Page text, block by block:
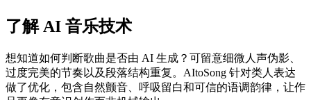
了解 AI 音乐技术
想知道如何判断歌曲是否由 AI 生成？可留意细微人声伪影、
过度完美的节奏以及段落结构重复。AItoSong 针对类人表达
做了优化，包含自然颤音、呼吸留白和可信的语调韵律，让作